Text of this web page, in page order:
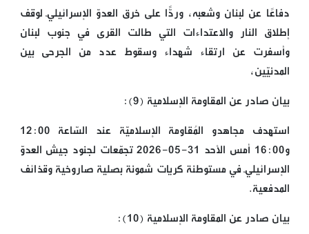
دفاعًا عن لبنان وشعبه، وردًّا على خرق العدوّ الإسرائيليّ لوقف
إطلاق النار والاعتداءات التي طالت القرى في جنوب لبنان
وأسفرت عن ارتقاء شهداء وسقوط عدد من الجرحى بين
المدنيّين،
بيان صادر عن المقاومة الإسلامية (9):
استهدف مجاهدو المُقاومة الإسلاميّة عند السّاعة 12:00
و16:00 أمس الأحد 31-05-2026 تجمّعات لجنود جيش العدوّ
الإسرائيليّ في مستوطنة كريات شمونة بصلية صاروخية وقذائف
المدفعية.
بيان صادر عن المقاومة الإسلامية (10):